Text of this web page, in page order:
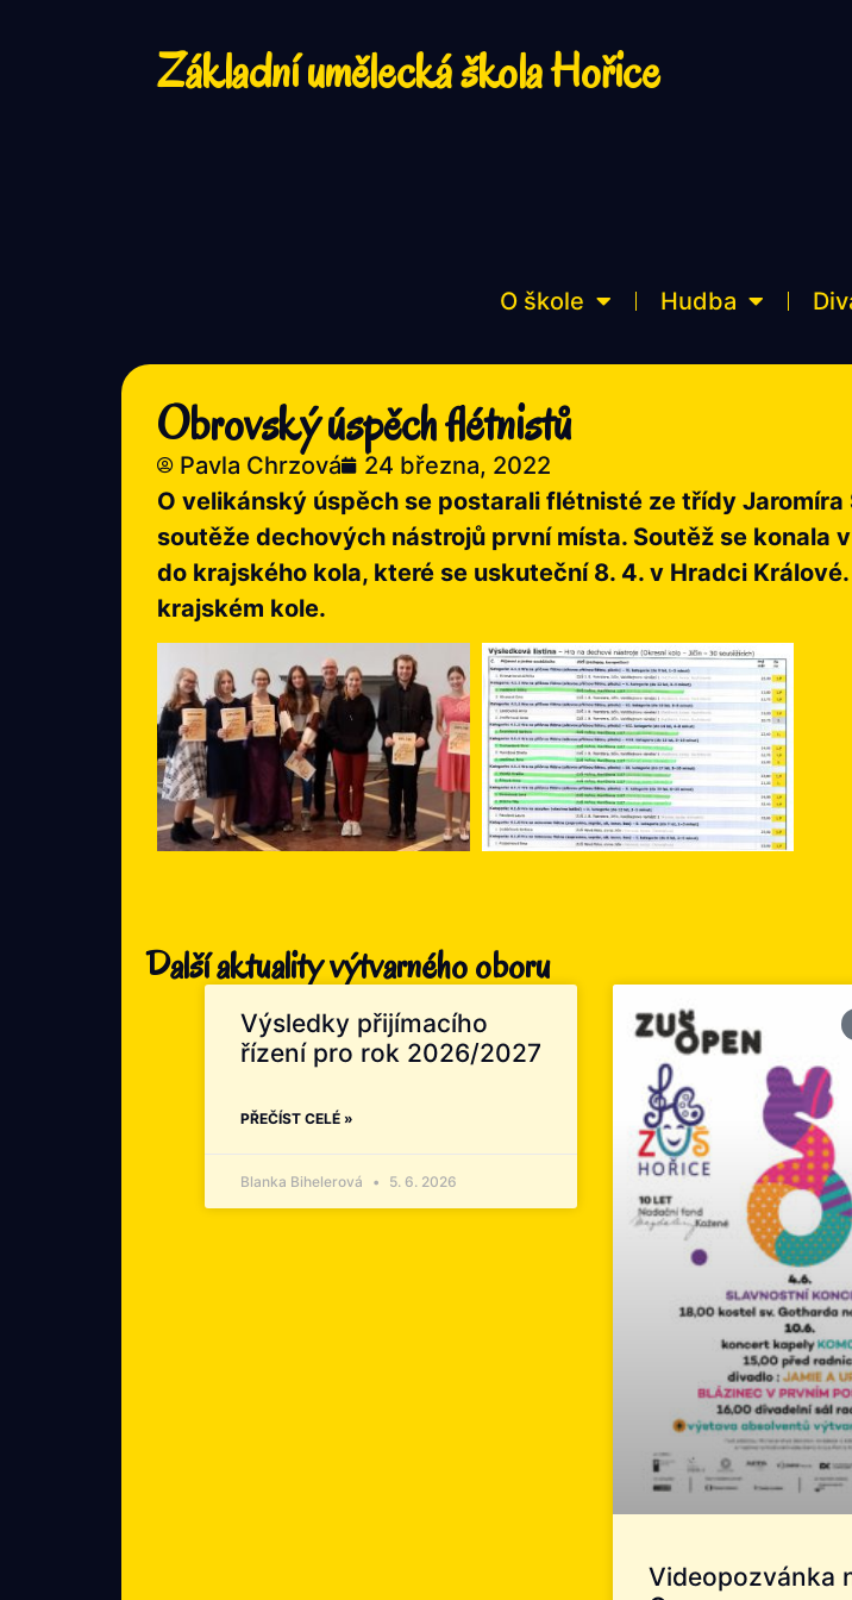
Základní umělecká škola Hořice
O škole Hudba
Obrovský úspěch flétnistů
Pavla Chrzová
24 března, 2022
O velikánský úspěch se postarali flétnisté ze třídy
soutěže dechových nástrojů první místa. Soutěž se konala
do krajského kola, které se uskuteční 8. 4. v Hradci
krajském kole.
Další aktuality výtvarného oboru
Výsledky přijímacího
řízení pro rok 2026/2027
PŘEČÍST CELÉ »
Blanka Bihelerová 5. 6. 2026
Videopozvánka